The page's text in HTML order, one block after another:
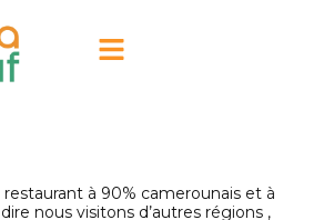
à 90% camerounais et à
nous visitons d’autres régions ,